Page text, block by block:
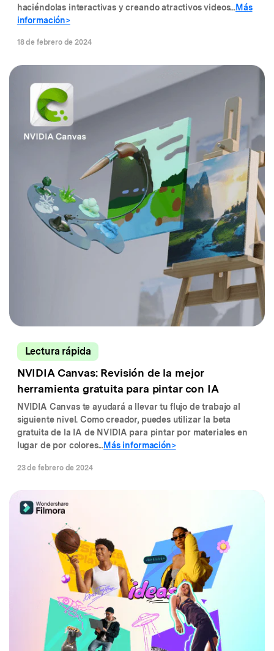
haciéndolas interactivas y creando atractivos videos...Más
información>
18 de febrero de 2024
Lectura rápida
NVIDIA Canvas: Revisión de la mejor
herramienta gratuita para pintar con IA
NVIDIA Canvas te ayudará a llevar tu flujo de trabajo al
siguiente nivel. Como creador, puedes utilizar la beta
gratuita de la IA de NVIDIA para pintar por materiales en
lugar de por colores...Más información>
23 de febrero de 2024